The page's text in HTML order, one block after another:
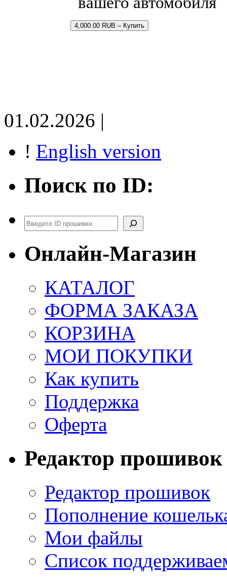
4,000.00 RUB – Купить
01.02.2026 |
! English version
Поиск по ID:
Поиск
Онлайн-Магазин
КАТАЛОГ
ФОРМА ЗАКАЗА
КОРЗИНА
МОИ ПОКУПКИ
Как купить
Поддержка
Оферта
Редактор прошивок
Редактор прошивок
Пополнение
Мои файлы
Список